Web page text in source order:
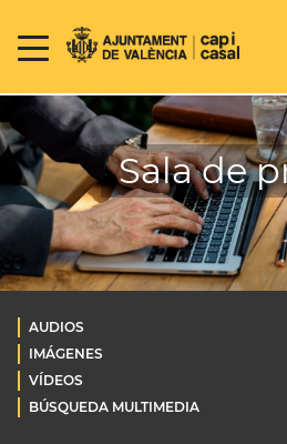
Sala de
AUDIOS
IMÁGENES
VÍDEOS
BÚSQUEDA MULTIMEDIA